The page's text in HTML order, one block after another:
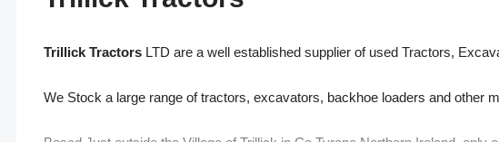
Trillick TractorsLTD are a well established supplier of used Tractors,
We Stock a large range of tractors, excavators, backhoe loaders and other